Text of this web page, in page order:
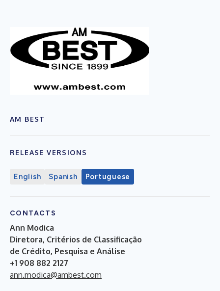
AM BEST
RELEASE VERSIONS
English Spanish Portuguese
CONTACTS
Ann Modica
Diretora, Critérios de Classificação
de Crédito, Pesquisa e Análise
+1 908 882 2127
ann.modica@ambest.com